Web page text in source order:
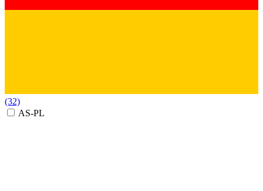
(32)
AS-PL